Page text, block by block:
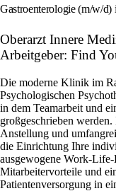
Gastroenterologie (m/w/d)
Oberarzt Innere
Arbeitgeber: Find
Die moderne Klinik im
Psychologischen
in dem Teamarbeit und
großgeschrieben
Anstellung und
die Einrichtung Ihre
ausgewogene Work-
Mitarbeitervorteile und
Patientenversorgung in